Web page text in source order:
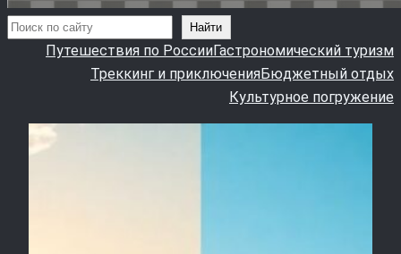
Поиск Найти
Путешествия по РоссииГастрономический туризм
Треккинг и приключенияБюджетный отдых
Культурное погружение